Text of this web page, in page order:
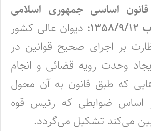
اصل ۱۶۱ قانون اساسی جمهوری اسلامی
دیوان عالی کشور
بر اجرای صحیح قوانین در
وحدت رویه قضائی و انجام
که طبق قانون به آن محول
اساس ضوابطی که رئیس قوه
می‌کند تشکیل می‌گردد.